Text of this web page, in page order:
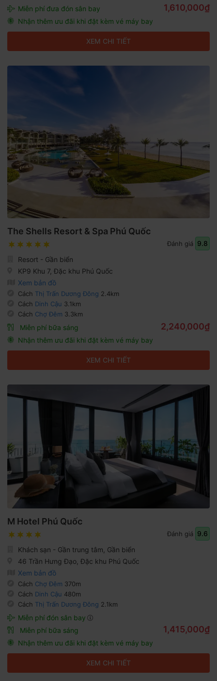
Miễn phí đưa đón sân bay
Nhận thêm ưu đãi khi đặt kèm vé máy bay
1,610,000₫
XEM CHI TIẾT
The Shells Resort & Spa Phú Quốc
Đánh giá
9.8
Resort - Gần biển
KP9 Khu 7, Đặc khu Phú Quốc
Xem bản đồ
Cách Thị Trấn Dương Đông 2.4km
Cách Dinh Cậu 3.1km
Cách Chợ Đêm 3.3km
Miễn phí bữa sáng
Nhận thêm ưu đãi khi đặt kèm vé máy bay
2,240,000₫
XEM CHI TIẾT
M Hotel Phú Quốc
Đánh giá
9.6
Khách sạn - Gần trung tâm, Gần biển
46 Trần Hưng Đạo, Đặc khu Phú Quốc
Xem bản đồ
Cách Chợ Đêm 370m
Cách Dinh Cậu 480m
Cách Thị Trấn Dương Đông 2.1km
Miễn phí đón sân bay
Miễn phí bữa sáng
Nhận thêm ưu đãi khi đặt kèm vé máy bay
1,415,000₫
XEM CHI TIẾT